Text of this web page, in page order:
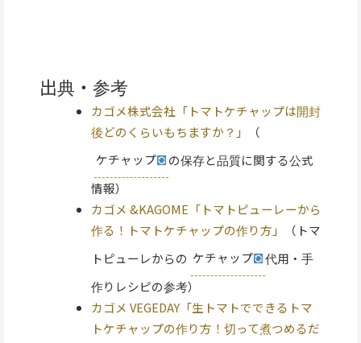
出典・参考
カゴメ株式会社「トマトケチャップは開封
後どのくらいもちますか？」
（
ケチャップ
の保存と品質に関する公式
情報）
カゴメ &KAGOME「トマトピューレーから
作る！トマトケチャップの作り方」
（トマ
トピューレからの ケチャップ
代用・手
作りレシピの参考）
カゴメ VEGEDAY「生トマトでできるトマ
トケチャップの作り方！切って煮つめるだ